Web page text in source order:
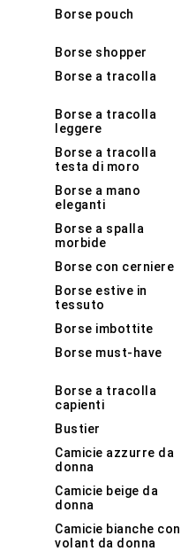
Borse pouch
Borse shopper
Borse a tracolla
Borse a tracolla
leggere
Borse a tracolla
testa di moro
Borse a mano
eleganti
Borse a spalla
morbide
Borse con cerniere
Borse estive in
tessuto
Borse imbottite
Borse must-have
Borse a tracolla
capienti
Bustier
Camicie azzurre da
donna
Camicie beige da
donna
Camicie bianche con
volant da donna